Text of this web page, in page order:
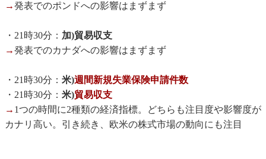
→発表でのポンドへの影響はまずまず
・21時30分： 加)貿易収支
→発表でのカナダへの影響はまずまず
・21時30分： 米)週間新規失業保険申請件数
・21時30分： 米)貿易収支
→ 1つの時間に2種類の経済指標。どちらも注目度や影響度が
カナリ高い。引き続き、欧米の株式市場の動向にも注目